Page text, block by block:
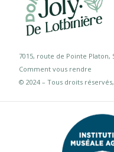
7015, route de Pointe Platon,
Comment vous rendre
© 2024 – Tous droits